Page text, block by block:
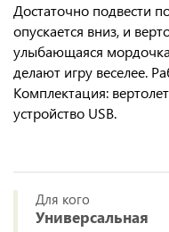
Достаточно подвести
опускается вниз, и
улыбающаяся
делают игру веселее.
Комплектация:
устройство USB.
Для кого
Универсальная